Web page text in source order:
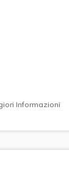
Informazioni